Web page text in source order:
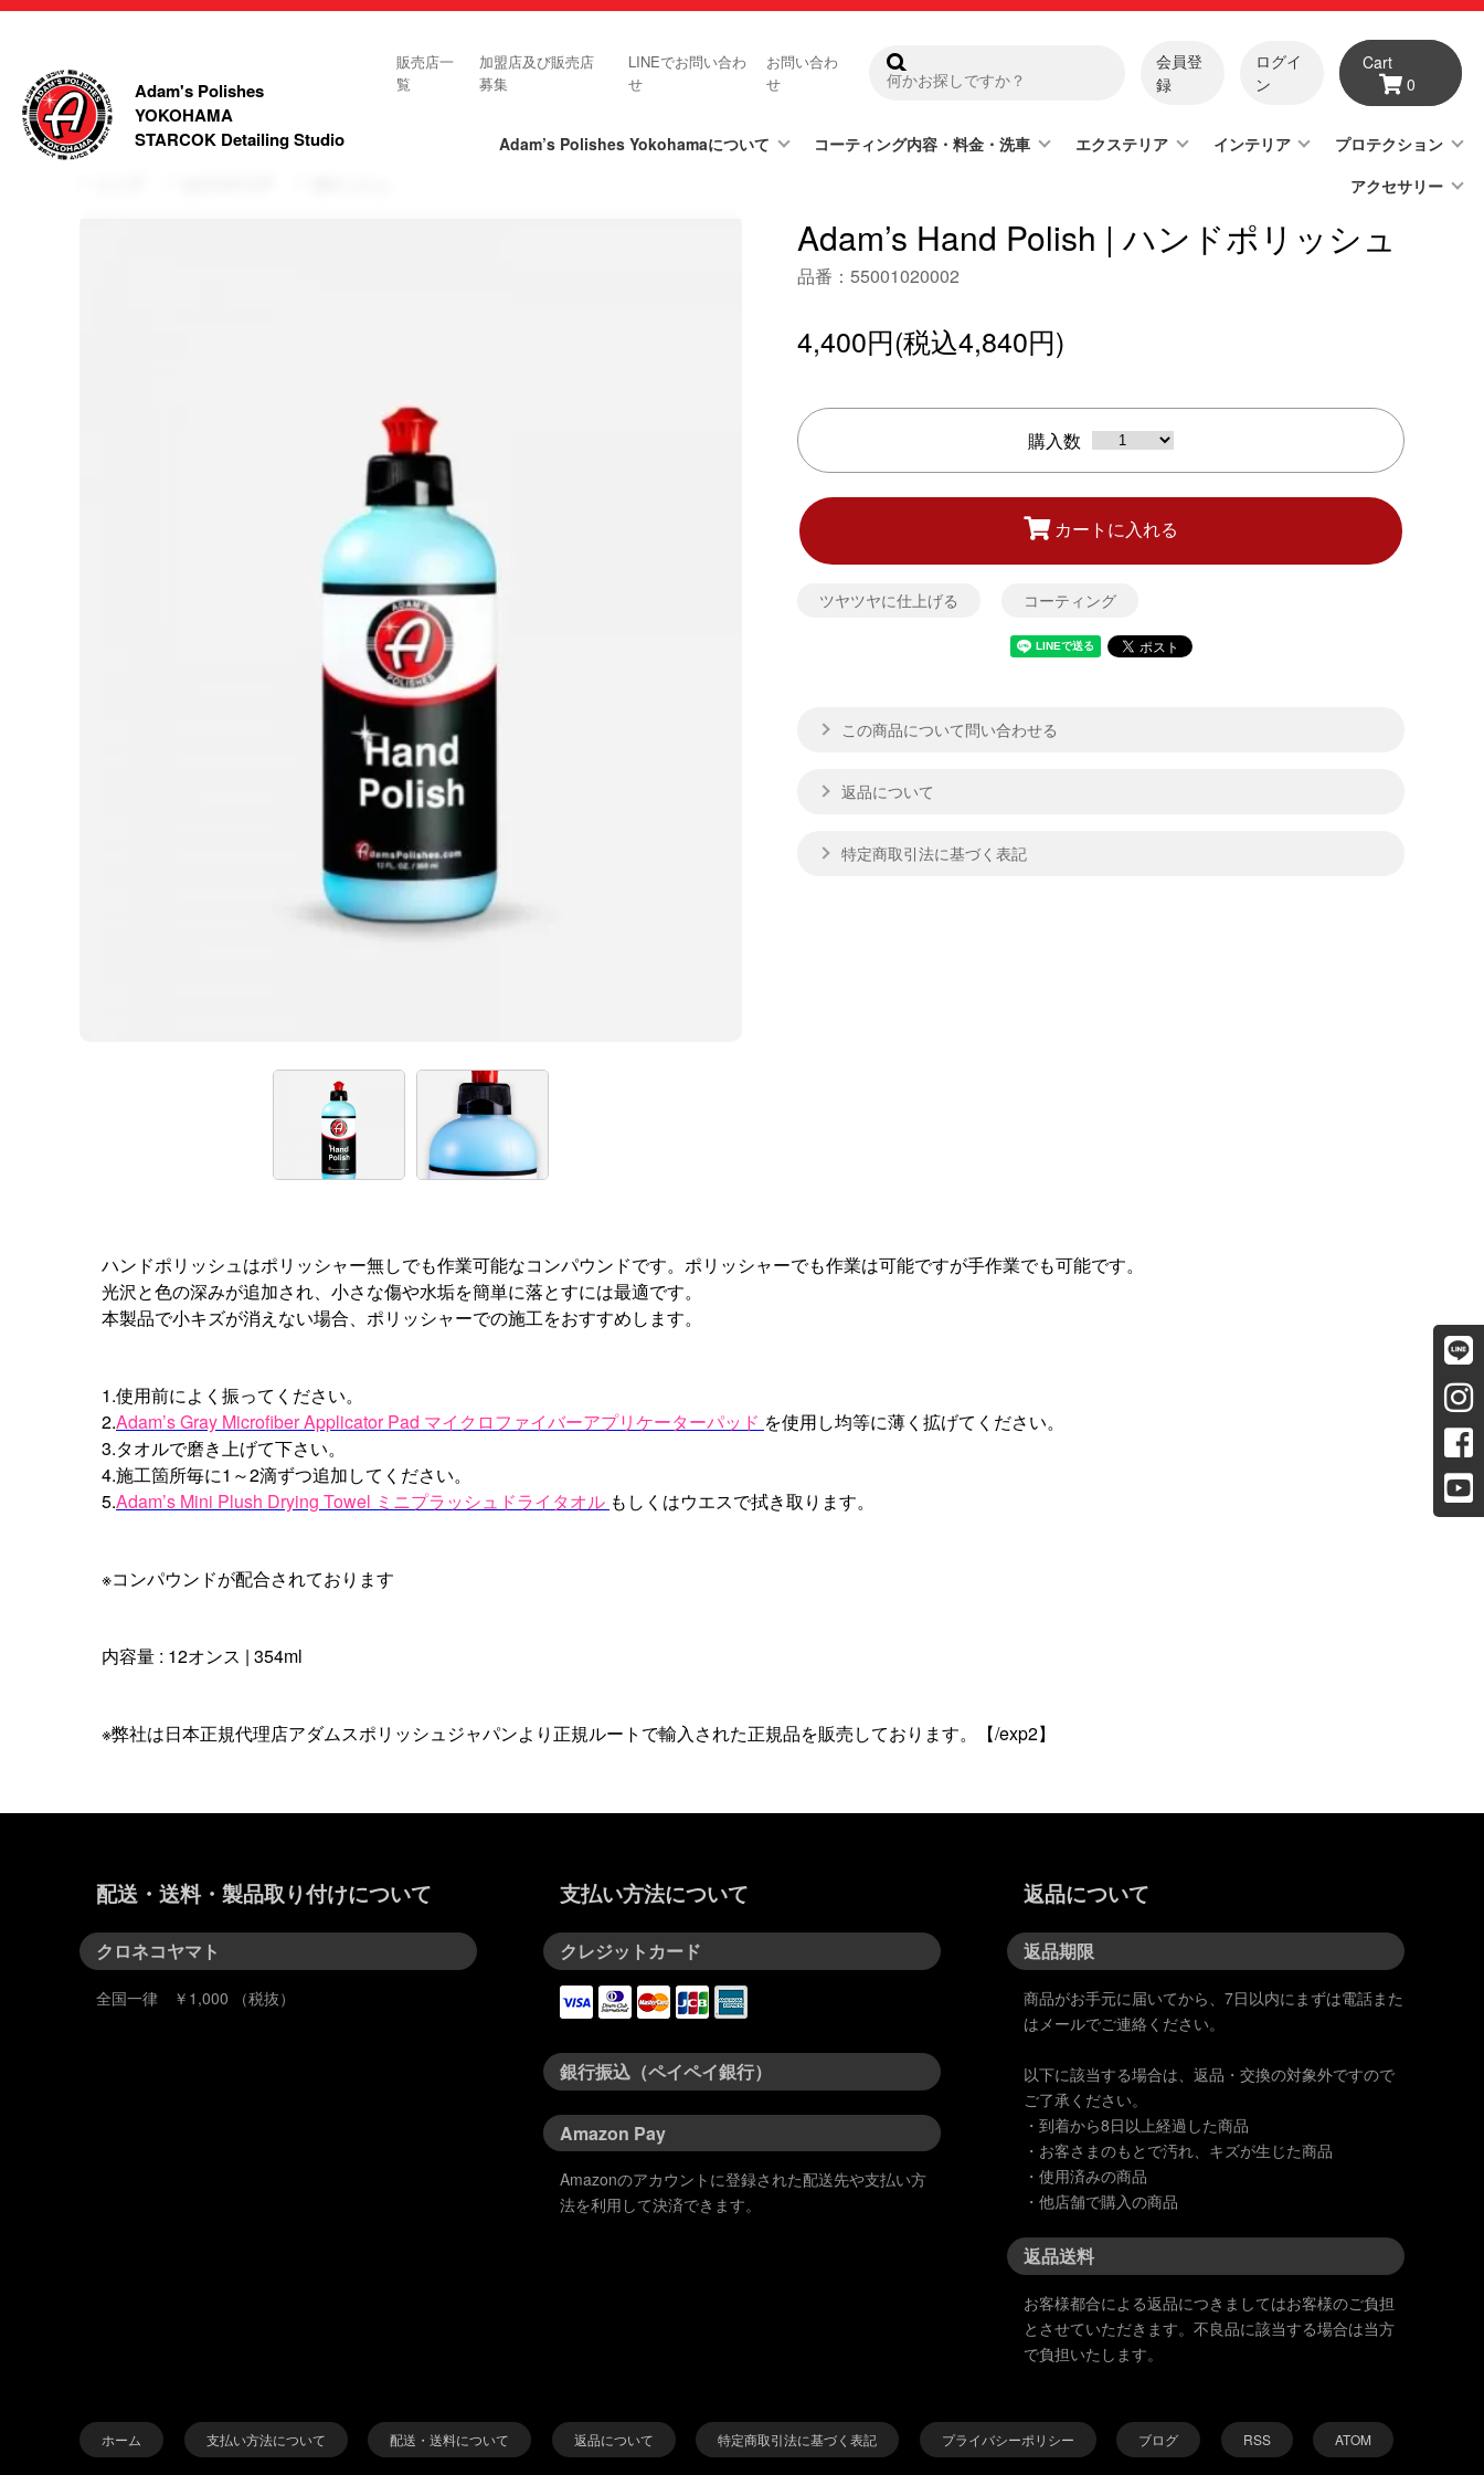
Adam's Polishes
YOKOHAMA
STARCOK Detailing Studio
販売店一
覧
加盟店及び販売店
募集
LINEでお問い合わ
せ
お問い合わ
せ
会員登
録
ログイ
ン
Cart
0
Adam’s Polishes Yokohamaについて コーティング内容・料金・洗車 エクステリア インテリア
プロテクション
アクセサリー
Adam’s Hand Polish | ハンドポリッシュ
品番：55001020002
4,400円(税込4,840円)
購入数
カートに入れる
ツヤツヤに仕上げる コーティング
この商品について問い合わせる
返品について
特定商取引法に基づく表記
ハンドポリッシュはポリッシャー無しでも作業可能なコンパウンドです。ポリッシャーでも作業は可能ですが手作業でも可能です。
光沢と色の深みが追加され、小さな傷や水垢を簡単に落とすには最適です。
本製品で小キズが消えない場合、ポリッシャーでの施工をおすすめします。
1.使用前によく振ってください。
2.Adam’s Gray Microfiber Applicator Pad マイクロファイバーアプリケーターパッド を使用し均等に薄く拡げてください。
3.タオルで磨き上げて下さい。
4.施工箇所毎に1～2滴ずつ追加してください。
5.Adam’s Mini Plush Drying Towel ミニプラッシュドライタオル もしくはウエスで拭き取ります。
※コンパウンドが配合されております
内容量 : 12オンス | 354ml
※弊社は日本正規代理店アダムスポリッシュジャパンより正規ルートで輸入された正規品を販売しております。【/exp2】
配送・送料・製品取り付けについて
クロネコヤマト
全国一律 ￥1,000 （税抜）
支払い方法について
クレジットカード
銀行振込（ペイペイ銀行）
Amazon Pay
Amazonのアカウントに登録された配送先や支払い方
法を利用して決済できます。
返品について
返品期限
商品がお手元に届いてから、7日以内にまずは電話また
はメールでご連絡ください。
以下に該当する場合は、返品・交換の対象外ですので
ご了承ください。
・到着から8日以上経過した商品
・お客さまのもとで汚れ、キズが生じた商品
・使用済みの商品
・他店舗で購入の商品
返品送料
お客様都合による返品につきましてはお客様のご負担
とさせていただきます。不良品に該当する場合は当方
で負担いたします。
ホーム 支払い方法について 配送・送料について 返品について 特定商取引法に基づく表記 プライバシーポリシー ブログ RSS ATOM